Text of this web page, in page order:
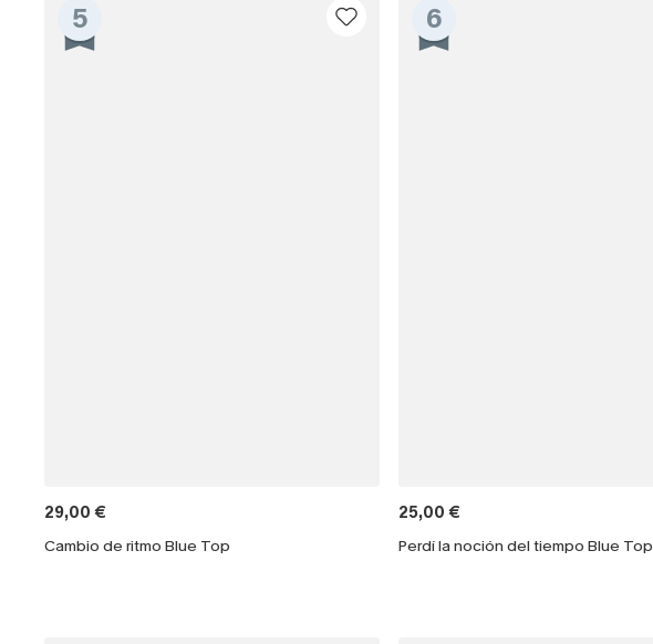
5
29,00 €
Cambio de ritmo Blue Top
6
25,00 €
Perdí la noción del tiempo Blue Top